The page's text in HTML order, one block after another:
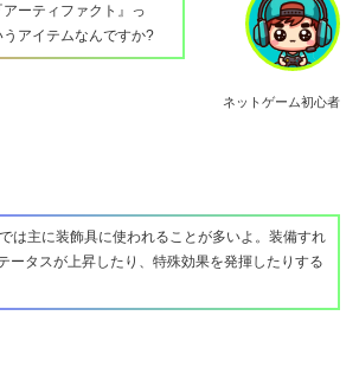
ネットゲーム初心者
ーティファクト』っ
アイテムなんですか?
は主に装飾具に使われることが多いよ。装備すれ
ータスが上昇したり、特殊効果を発揮したりする